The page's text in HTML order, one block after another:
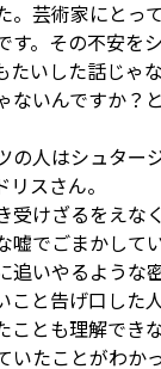
。芸術家にとっ
す。その不安を
たいした話じゃ
ないんですか？
の人はシュター
スさん。
受けざるをえな
嘘でごまかして
追いやるような
こと告げ口した
ことも理解でき
いたことがわか